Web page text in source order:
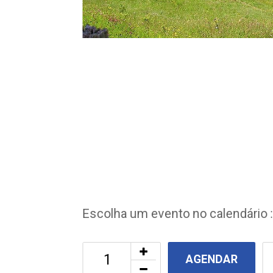
Escolha um evento no calendário :
AGENDAR